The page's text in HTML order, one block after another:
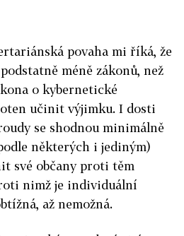
povaha mi říká, že
méně zákonů, než
o kybernetické
učinit výjimku. I dosti
se shodnou minimálně
některých i jediným)
své občany proti těm
nimž je individuální
až nemožná.